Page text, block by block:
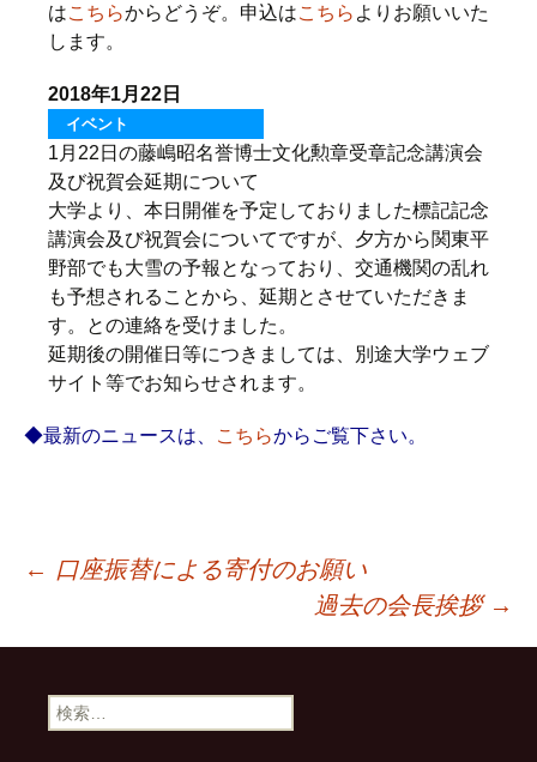
はこちらからどうぞ。申込はこちら よりお願いいた
します。
2018年1月22日
イベント
1月22日の藤嶋昭名誉博士文化勲章受章記念講演会
及び祝賀会延期について
大学より、本日開催を予定しておりました標記記念
講演会及び祝賀会についてですが、夕方から関東平
野部でも大雪の予報となっており、交通機関の乱れ
も予想されることから、延期とさせていただきま
す。との連絡を受けました。
延期後の開催日等につきましては、別途大学ウェブ
サイト等でお知らせされます。
◆最新のニュースは、 こちらからご覧下さい。
ビ
← 口座振替による寄付のお願い
過去の会長挨拶 →
検
索